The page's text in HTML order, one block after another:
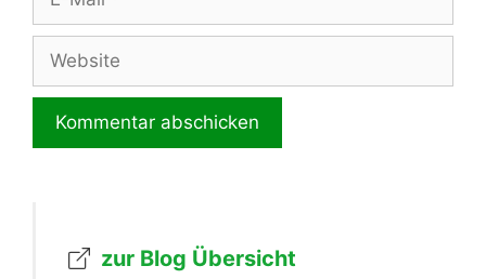
Mail
zur Blog Übersicht